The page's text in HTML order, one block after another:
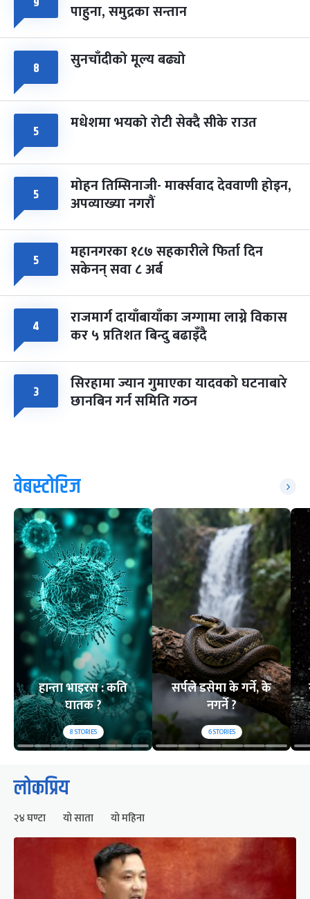
चैत्र ८, २०८३-Mar 22, 2027
पाहुना, समुद्रका सन्तान
८ सुनचाँदीको मूल्य बढ्यो
५ मधेशमा भयको रोटी सेक्दै सीके राउत
५ मोहन तिम्सिनाजी- मार्क्सवाद देववाणी होइन,
अपव्याख्या नगरौं
५ महानगरका १८७ सहकारीले फिर्ता दिन
सकेनन् सवा ८ अर्ब
४ राजमार्ग दायाँबायाँका जग्गामा लाग्ने विकास
कर ५ प्रतिशत बिन्दु बढाइँदै
३ सिरहामा ज्यान गुमाएका यादवको घटनाबारे
छानबिन गर्न समिति गठन
वेबस्टोरिज
हान्ता भाइरस : कति
घातक ?
8STORIES
सर्पले डसेमा के गर्ने, के
नगर्ने ?
6STORIES
लोकप्रिय
२४ घण्टा यो साता यो महिना